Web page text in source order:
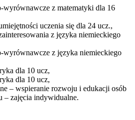
wyrównawcze z matematyki dla 16
uczenia się dla 24 ucz.,
z języka niemieckiego
wyrównawcze z języka niemieckiego
dla 10 ucz,
dla 10 ucz,
– wspieranie rozwoju i edukacji osób
– zajęcia indywidualne.